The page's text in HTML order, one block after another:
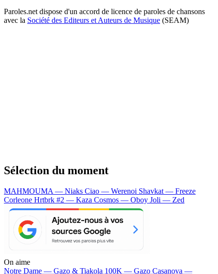
Paroles.net dispose d'un accord de licence de paroles de chansons
avec la Société des Editeurs et Auteurs de Musique (SEAM)
Sélection du moment
MAHMOUMA — Niaks Ciao — Werenoi Shavkat — Freeze
Corleone Hrtbrk #2 — Kaza Cosmos — Oboy Joli — Zed
On aime
Notre Dame — Gazo & Tiakola 100K — Gazo Casanova —